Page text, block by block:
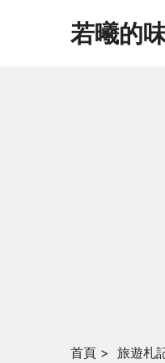
若曦的
首頁 > 旅遊札